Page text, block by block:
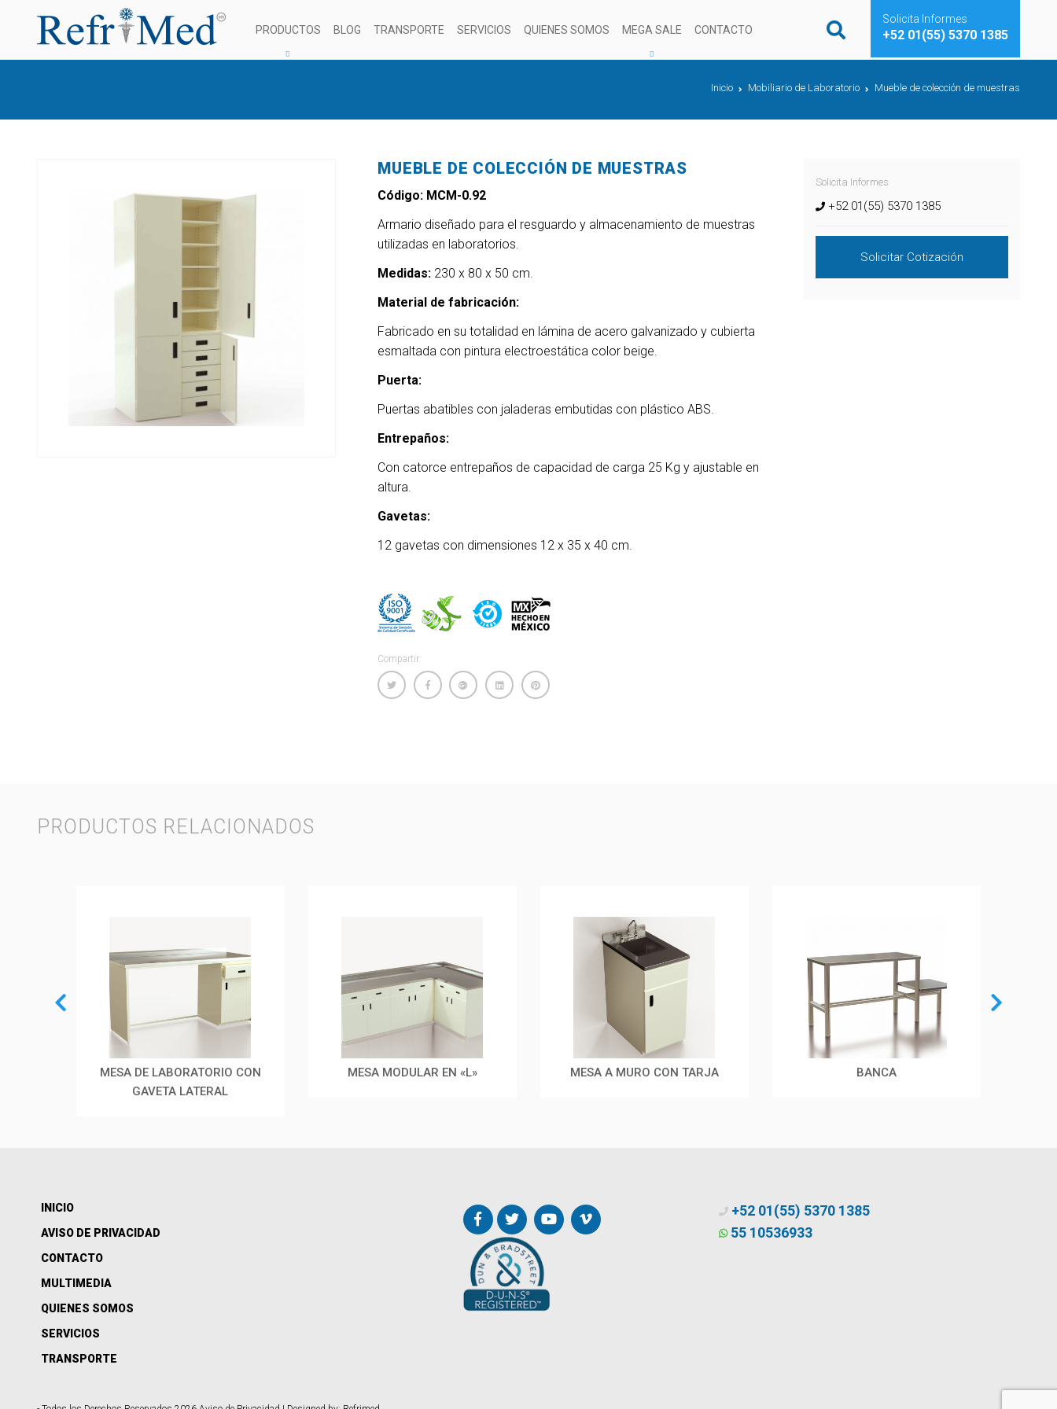
PRODUCTOS BLOG TRANSPORTE SERVICIOS QUIENES SOMOS MEGA SALE CONTACTO
Solicita Informes
+52 01(55) 5370 1385
Inicio Mobiliario de Laboratorio Mueble de colección de muestras
MUEBLE DE COLECCIÓN DE MUESTRAS
Código: MCM-0.92
Armario diseñado para el resguardo y almacenamiento de muestras
utilizadas en laboratorios.
Medidas: 230 x 80 x 50 cm.
Material de fabricación:
Fabricado en su totalidad en lámina de acero galvanizado y cubierta
esmaltada con pintura electroestática color beige.
Puerta:
Puertas abatibles con jaladeras embutidas con plástico ABS.
Entrepaños:
Con catorce entrepaños de capacidad de carga 25 Kg y ajustable en
altura.
Gavetas:
12 gavetas con dimensiones 12 x 35 x 40 cm.
Compartir:
Solicita Informes
+52 01(55) 5370 1385
Solicitar Cotización
PRODUCTOS RELACIONADOS
MESA DE LABORATORIO CON
GAVETA LATERAL
MESA MODULAR EN «L» MESA A MURO CON TARJA BANCA
INICIO
AVISO DE PRIVACIDAD
CONTACTO
MULTIMEDIA
QUIENES SOMOS
SERVICIOS
TRANSPORTE
+52 01(55) 5370 1385
55 10536933